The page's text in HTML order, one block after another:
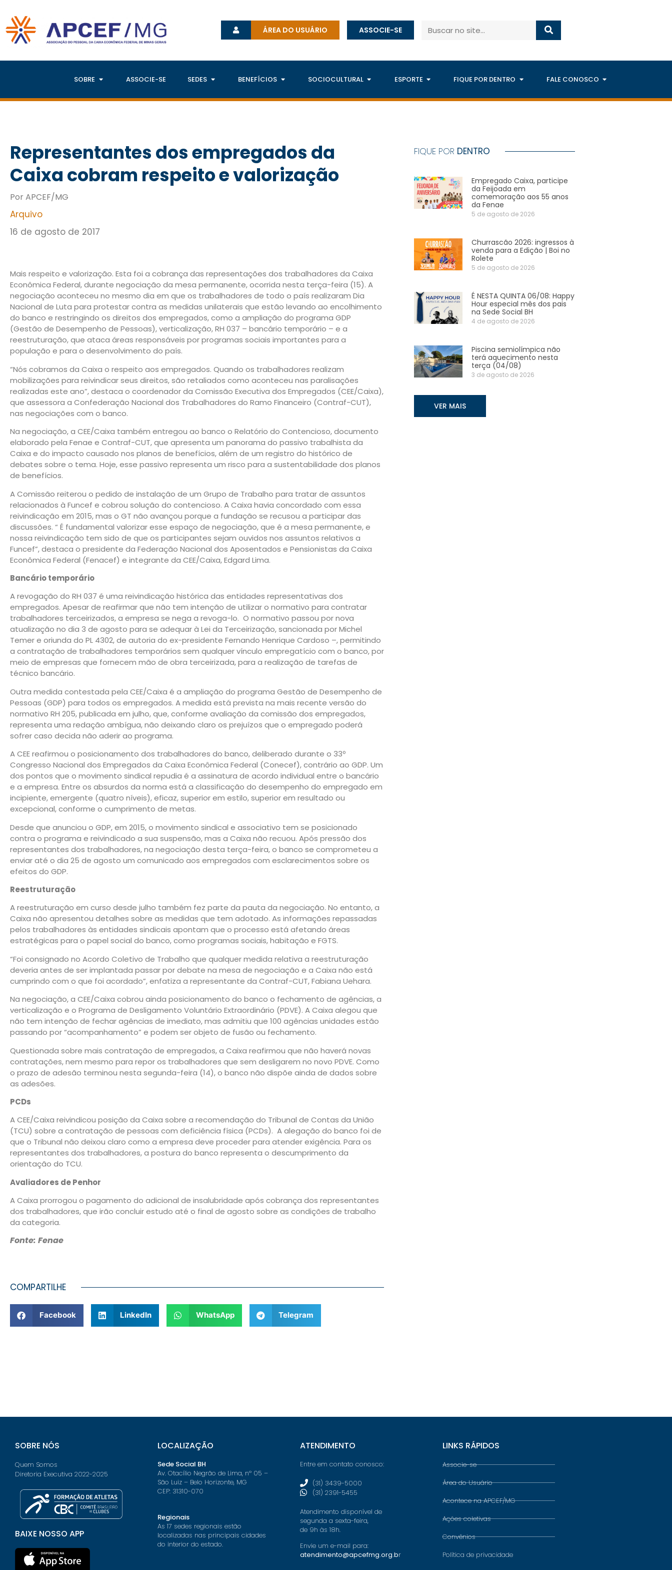
ÁREA DO USUÁRIO ASSOCIE-SE
SOBRE ASSOCIE-SE SEDES BENEFÍCIOS SOCIOCULTURAL ESPORTE FIQUE POR DENTRO FALE CONOSCO
Representantes dos empregados da
Caixa cobram respeito e valorização
Por APCEF/MG
Arquivo
16 de agosto de 2017
Mais respeito e valorização. Esta foi a cobrança das representações dos trabalhadores da Caixa
Econômica Federal, durante negociação da mesa permanente, ocorrida nesta terça-feira (15). A
negociação aconteceu no mesmo dia em que os trabalhadores de todo o país realizaram Dia
Nacional de Luta para protestar contra as medidas unilaterais que estão levando ao encolhimento
do banco e restringindo os direitos dos empregados, como a ampliação do programa GDP
(Gestão de Desempenho de Pessoas), verticalização, RH 037 – bancário temporário – e a
reestruturação, que ataca áreas responsáveis por programas sociais importantes para a
população e para o desenvolvimento do país.
“Nós cobramos da Caixa o respeito aos empregados. Quando os trabalhadores realizam
mobilizações para reivindicar seus direitos, são retaliados como aconteceu nas paralisações
realizadas este ano”, destaca o coordenador da Comissão Executiva dos Empregados (CEE/Caixa),
que assessora a Confederação Nacional dos Trabalhadores do Ramo Financeiro (Contraf-CUT),
nas negociações com o banco.
Na negociação, a CEE/Caixa também entregou ao banco o Relatório do Contencioso, documento
elaborado pela Fenae e Contraf-CUT, que apresenta um panorama do passivo trabalhista da
Caixa e do impacto causado nos planos de benefícios, além de um registro do histórico de
debates sobre o tema. Hoje, esse passivo representa um risco para a sustentabilidade dos planos
de benefícios.
A Comissão reiterou o pedido de instalação de um Grupo de Trabalho para tratar de assuntos
relacionados à Funcef e cobrou solução do contencioso. A Caixa havia concordado com essa
reivindicação em 2015, mas o GT não avançou porque a fundação se recusou a participar das
discussões. “ É fundamental valorizar esse espaço de negociação, que é a mesa permanente, e
nossa reivindicação tem sido de que os participantes sejam ouvidos nos assuntos relativos a
Funcef”, destaca o presidente da Federação Nacional dos Aposentados e Pensionistas da Caixa
Econômica Federal (Fenacef) e integrante da CEE/Caixa, Edgard Lima.
Bancário temporário
A revogação do RH 037 é uma reivindicação histórica das entidades representativas dos
empregados. Apesar de reafirmar que não tem intenção de utilizar o normativo para contratar
trabalhadores terceirizados, a empresa se nega a revoga-lo. O normativo passou por nova
atualização no dia 3 de agosto para se adequar à Lei da Terceirização, sancionada por Michel
Temer e oriunda do PL 4302, de autoria do ex-presidente Fernando Henrique Cardoso –, permitindo
a contratação de trabalhadores temporários sem qualquer vínculo empregatício com o banco, por
meio de empresas que fornecem mão de obra terceirizada, para a realização de tarefas de
técnico bancário.
Outra medida contestada pela CEE/Caixa é a ampliação do programa Gestão de Desempenho de
Pessoas (GDP) para todos os empregados. A medida está prevista na mais recente versão do
normativo RH 205, publicada em julho, que, conforme avaliação da comissão dos empregados,
representa uma redação ambígua, não deixando claro os prejuízos que o empregado poderá
sofrer caso decida não aderir ao programa.
A CEE reafirmou o posicionamento dos trabalhadores do banco, deliberado durante o 33º
Congresso Nacional dos Empregados da Caixa Econômica Federal (Conecef), contrário ao GDP. Um
dos pontos que o movimento sindical repudia é a assinatura de acordo individual entre o bancário
e a empresa. Entre os absurdos da norma está a classificação do desempenho do empregado em
incipiente, emergente (quatro níveis), eficaz, superior em estilo, superior em resultado ou
excepcional, conforme o cumprimento de metas.
Desde que anunciou o GDP, em 2015, o movimento sindical e associativo tem se posicionado
contra o programa e reivindicado a sua suspensão, mas a Caixa não recuou. Após pressão dos
representantes dos trabalhadores, na negociação desta terça-feira, o banco se comprometeu a
enviar até o dia 25 de agosto um comunicado aos empregados com esclarecimentos sobre os
efeitos do GDP.
Reestruturação
A reestruturação em curso desde julho também fez parte da pauta da negociação. No entanto, a
Caixa não apresentou detalhes sobre as medidas que tem adotado. As informações repassadas
pelos trabalhadores às entidades sindicais apontam que o processo está afetando áreas
estratégicas para o papel social do banco, como programas sociais, habitação e FGTS.
“Foi consignado no Acordo Coletivo de Trabalho que qualquer medida relativa a reestruturação
deveria antes de ser implantada passar por debate na mesa de negociação e a Caixa não está
cumprindo com o que foi acordado”, enfatiza a representante da Contraf-CUT, Fabiana Uehara.
Na negociação, a CEE/Caixa cobrou ainda posicionamento do banco o fechamento de agências, a
verticalização e o Programa de Desligamento Voluntário Extraordinário (PDVE). A Caixa alegou que
não tem intenção de fechar agências de imediato, mas admitiu que 100 agências unidades estão
passando por “acompanhamento” e podem ser objeto de fusão ou fechamento.
Questionada sobre mais contratação de empregados, a Caixa reafirmou que não haverá novas
contratações, nem mesmo para repor os trabalhadores que sem desligarem no novo PDVE. Como
o prazo de adesão terminou nesta segunda-feira (14), o banco não dispõe ainda de dados sobre
as adesões.
PCDs
A CEE/Caixa reivindicou posição da Caixa sobre a recomendação do Tribunal de Contas da União
(TCU) sobre a contratação de pessoas com deficiência física (PCDs). A alegação do banco foi de
que o Tribunal não deixou claro como a empresa deve proceder para atender exigência. Para os
representantes dos trabalhadores, a postura do banco representa o descumprimento da
orientação do TCU.
Avaliadores de Penhor
A Caixa prorrogou o pagamento do adicional de insalubridade após cobrança dos representantes
dos trabalhadores, que irão concluir estudo até o final de agosto sobre as condições de trabalho
da categoria.
Fonte: Fenae
COMPARTILHE
Facebook LinkedIn WhatsApp Telegram
FIQUE POR DENTRO
Empregado Caixa, participe
da Feijoada em
comemoração aos 55 anos
da Fenae
5 de agosto de 2026
Churrascão 2026: ingressos à
venda para a Edição | Boi no
Rolete
5 de agosto de 2026
É NESTA QUINTA 06/08: Happy
Hour especial mês dos pais
na Sede Social BH
4 de agosto de 2026
Piscina semiolímpica não
terá aquecimento nesta
terça (04/08)
3 de agosto de 2026
VER MAIS
SOBRE NÓS
Quem Somos
Diretoria Executiva 2022-2025
BAIXE NOSSO APP
LOCALIZAÇÃO
Sede Social BH
Av. Otacílio Negrão de Lima, nº 05 –
São Luiz – Belo Horizonte, MG
CEP: 31310-070
Regionais
As 17 sedes regionais estão
localizadas nas principais cidades
do interior do estado.
ATENDIMENTO
Entre em contato conosco:
(31) 3439-5000
(31) 2391-5455
Atendimento disponível de
segunda a sexta-feira,
de 9h às 18h.
Envie um e-mail para:
atendimento@apcefmg.org.br
LINKS RÁPIDOS
Associe-se
Área do Usuário
Acontece na APCEF/MG
Ações coletivas
Convênios
Política de privacidade